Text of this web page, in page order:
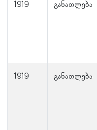
1919 განათლება
1919 განათლება